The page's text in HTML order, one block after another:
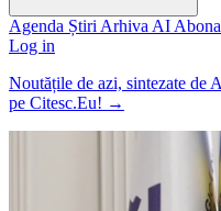
Agenda Știri Arhiva AI
Log in
Noutățile de azi, sintezate de
pe Citesc.Eu! →